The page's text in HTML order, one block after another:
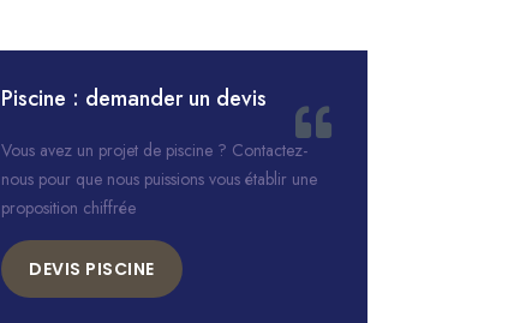
Piscine : demander un devis
Vous avez un projet de piscine ? Contactez-
nous pour que nous puissions vous établir une
proposition chiffrée
DEVIS PISCINE